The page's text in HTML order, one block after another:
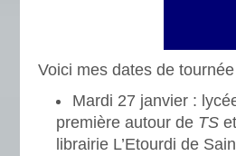
Voici mes dates de
Mardi 27 janvier :
première autour de TS
librairie L’Etourdi de